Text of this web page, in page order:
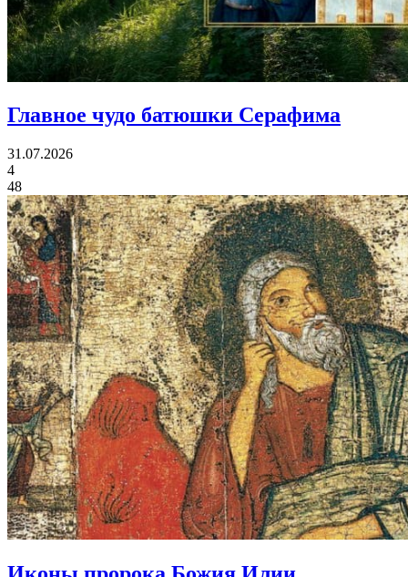
Главное чудо батюшки Серафима
31.07.2026
4
48